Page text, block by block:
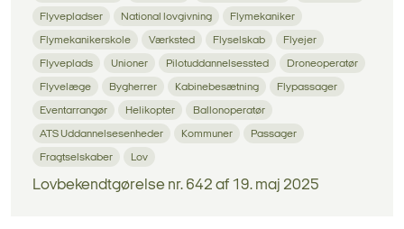
Flyvepladser National lovgivning Flymekaniker
Flymekanikerskole Værksted Flyselskab Flyejer
Flyveplads Unioner Pilotuddannelsessted Droneoperatør
Flyvelæge Bygherrer Kabinebesætning Flypassager
Eventarrangør Helikopter Ballonoperatør
ATS Uddannelsesenheder Kommuner Passager
Fragtselskaber Lov
Lovbekendtgørelse nr. 642 af 19. maj 2025